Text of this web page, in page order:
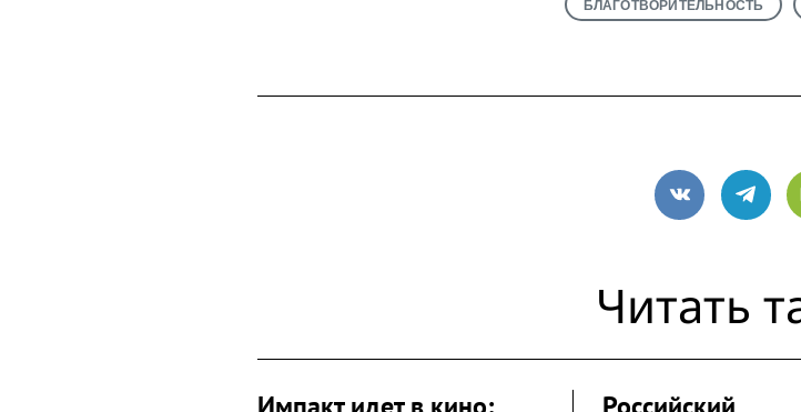
БЛАГОТВОРИТЕЛЬНОСТЬ
VK
Читать
Импакт идет в кино:
Российский